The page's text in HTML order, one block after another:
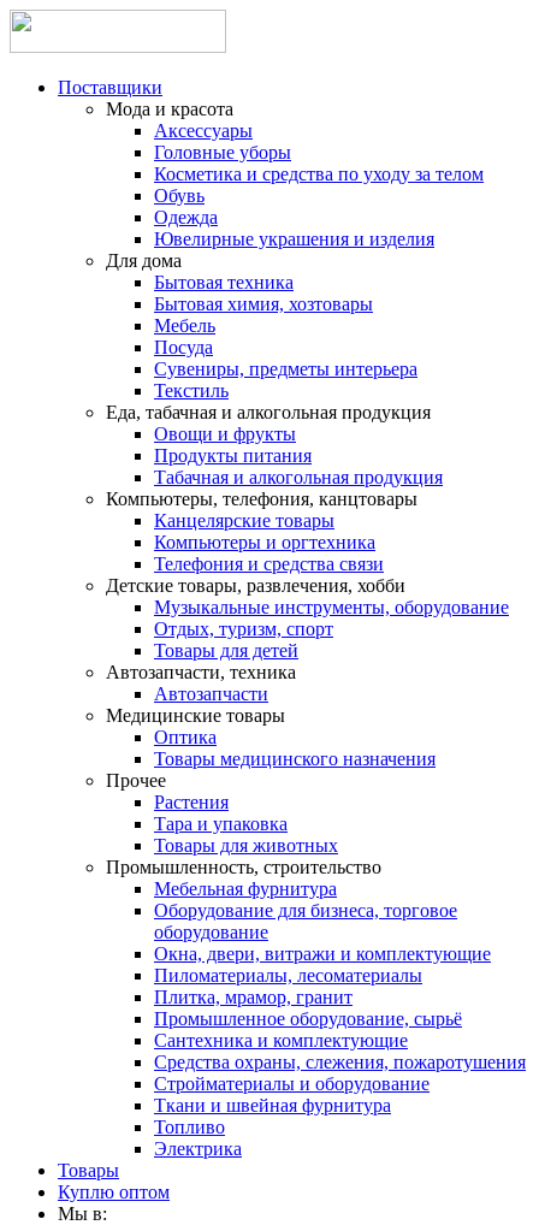
Поставщики
Мода и красота
Аксессуары
Головные уборы
Косметика и средства по уходу за телом
Обувь
Одежда
Ювелирные украшения и изделия
Для дома
Бытовая техника
Бытовая химия, хозтовары
Мебель
Посуда
Сувениры, предметы интерьера
Текстиль
Еда, табачная и алкогольная продукция
Овощи и фрукты
Продукты питания
Табачная и алкогольная продукция
Компьютеры, телефония, канцтовары
Канцелярские товары
Компьютеры и оргтехника
Телефония и средства связи
Детские товары, развлечения, хобби
Музыкальные инструменты, оборудование
Отдых, туризм, спорт
Товары для детей
Автозапчасти, техника
Автозапчасти
Медицинские товары
Оптика
Товары медицинского назначения
Прочее
Растения
Тара и упаковка
Товары для животных
Промышленность, строительство
Мебельная фурнитура
Оборудование для бизнеса, торговое
оборудование
Окна, двери, витражи и комплектующие
Пиломатериалы, лесоматериалы
Плитка, мрамор, гранит
Промышленное оборудование, сырьё
Сантехника и комплектующие
Средства охраны, слежения, пожаротушения
Стройматериалы и оборудование
Ткани и швейная фурнитура
Топливо
Электрика
Товары
Куплю оптом
Мы в: